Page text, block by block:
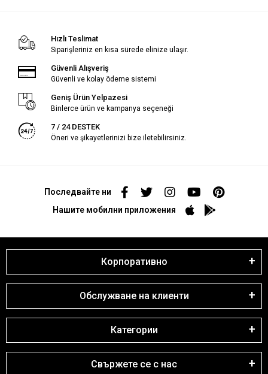
Hızlı Teslimat
Siparişleriniz en kısa sürede elinize ulaşır.
Güvenli Alışveriş
Güvenli ve kolay ödeme sistemi
Geniş Ürün Yelpazesi
Binlerce ürün ve kampanya seçeneği
7 / 24 DESTEK
Öneri ve şikayetlerinizi bize iletebilirsiniz.
Последвайте ни
Нашите мобилни приложения
Корпоративно
Обслужване на клиенти
Категории
Свържете се с нас